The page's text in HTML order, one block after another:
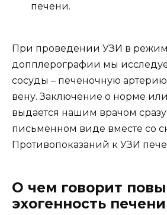
печени.
При проведении УЗИ в
допплерографии мы
сосуды – печеночную
вену. Заключение о норме
выдается нашим врачом
письменном виде вместе со
Противопоказаний к УЗИ
О чем говорит
эхогенность печени